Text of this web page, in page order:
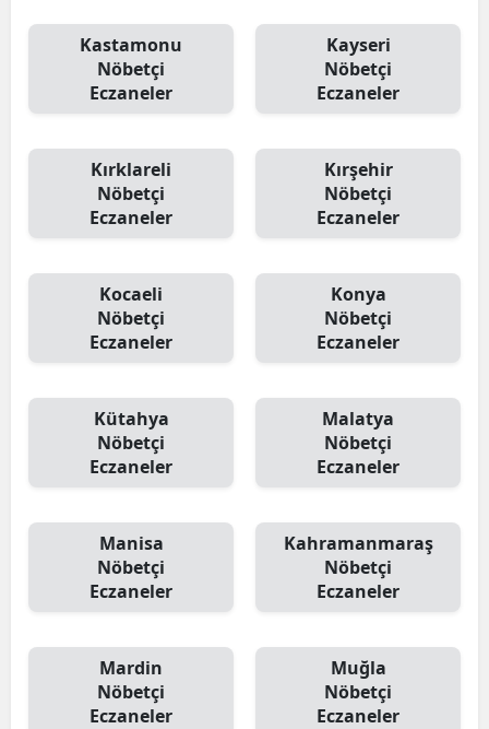
Kastamonu
Nöbetçi
Eczaneler
Kayseri
Nöbetçi
Eczaneler
Kırklareli
Nöbetçi
Eczaneler
Kırşehir
Nöbetçi
Eczaneler
Kocaeli
Nöbetçi
Eczaneler
Konya
Nöbetçi
Eczaneler
Kütahya
Nöbetçi
Eczaneler
Malatya
Nöbetçi
Eczaneler
Manisa
Nöbetçi
Eczaneler
Kahramanmaraş
Nöbetçi
Eczaneler
Mardin
Nöbetçi
Eczaneler
Muğla
Nöbetçi
Eczaneler